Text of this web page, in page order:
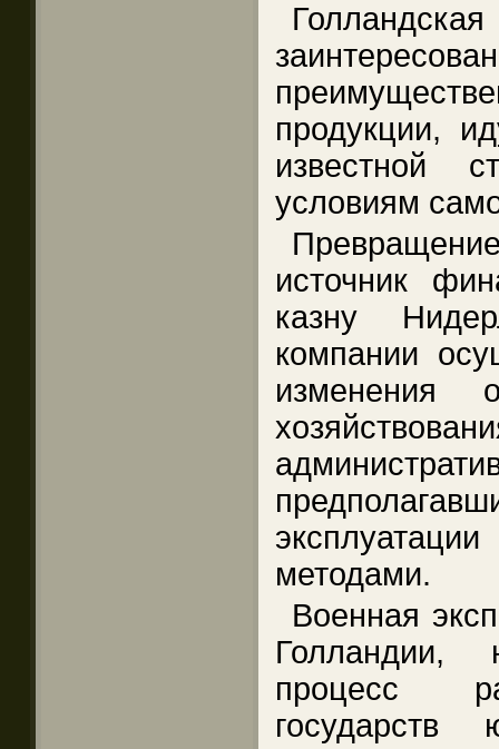
продукции,
известной
условиям
источник
казну
компании
изменения
методами.
Военная
Голландии,
процесс
государств